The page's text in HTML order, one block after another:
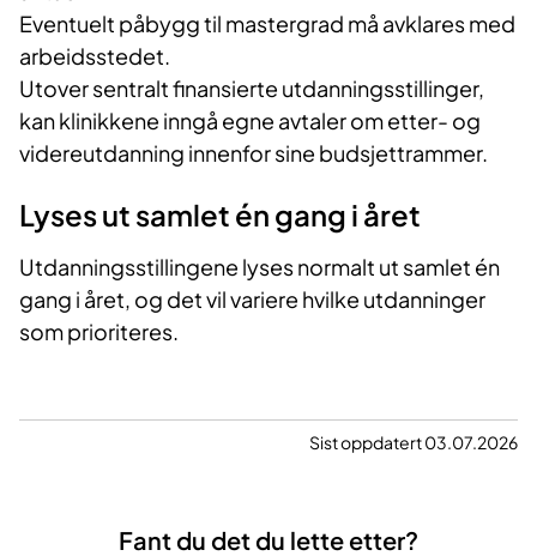
Eventuelt påbygg til mastergrad må avklares med
arbeidsstedet.
Utover sentralt finansierte utdanningsstillinger,
kan klinikkene inngå egne avtaler om etter- og
videreutdanning innenfor sine budsjettrammer.
Lyses ut samlet én gang i året
Utdanningsstillingene lyses normalt ut samlet én
gang i året, og det vil variere hvilke utdanninger
som prioriteres.
Sist oppdatert 03.07.2026
Fant du det du lette etter?